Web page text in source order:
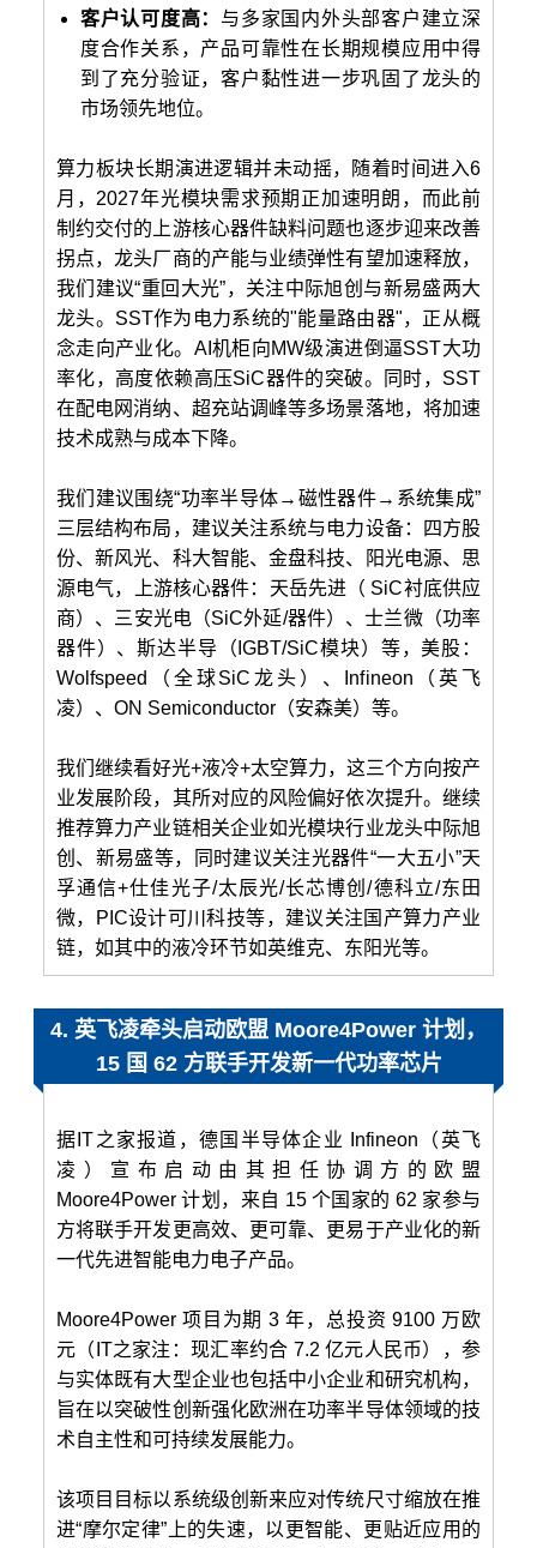
客户认可度高： 与多家国内外头部客户建立深
度合作关系，产品可靠性在长期规模应用中得
到了充分验证，客户黏性进一步巩固了龙头的
市场领先地位。
算力板块长期演进逻辑并未动摇，随着时间进入6
月，2027年光模块需求预期正加速明朗，而此前
制约交付的上游核心器件缺料问题也逐步迎来改善
拐点，龙头厂商的产能与业绩弹性有望加速释放，
我们建议“重回大光”，关注中际旭创与新易盛两大
龙头。SST作为电力系统的"能量路由器"，正从概
念走向产业化。AI机柜向MW级演进倒逼SST大功
率化，高度依赖高压SiC器件的突破。同时，SST
在配电网消纳、超充站调峰等多场景落地，将加速
技术成熟与成本下降。
我们建议围绕“功率半导体→磁性器件→系统集成”
三层结构布局，建议关注系统与电力设备：四方股
份、新风光、科大智能、金盘科技、阳光电源、思
源电气，上游核心器件：天岳先进（ SiC衬底供应
商）、三安光电（SiC外延/器件）、士兰微（功率
器件）、斯达半导（IGBT/SiC模块）等，美股：
Wolfspeed（全球SiC龙头）、Infineon（英飞
凌）、ON Semiconductor（安森美）等。
我们继续看好光+液冷+太空算力，这三个方向按产
业发展阶段，其所对应的风险偏好依次提升。继续
推荐算力产业链相关企业如光模块行业龙头中际旭
创、新易盛等，同时建议关注光器件“一大五小”天
孚通信+仕佳光子/太辰光/长芯博创/德科立/东田
微，PIC设计可川科技等，建议关注国产算力产业
链，如其中的液冷环节如英维克、东阳光等。
4. 英飞凌牵头启动欧盟 Moore4Power 计划，
15 国 62 方联手开发新一代功率芯片
据IT之家报道，德国半导体企业 Infineon（英飞
凌）宣布启动由其担任协调方的欧盟
Moore4Power 计划，来自 15 个国家的 62 家参与
方将联手开发更高效、更可靠、更易于产业化的新
一代先进智能电力电子产品。
Moore4Power 项目为期 3 年，总投资 9100 万欧
元（IT之家注：现汇率约合 7.2 亿元人民币），参
与实体既有大型企业也包括中小企业和研究机构，
旨在以突破性创新强化欧洲在功率半导体领域的技
术自主性和可持续发展能力。
该项目目标以系统级创新来应对传统尺寸缩放在推
进“摩尔定律”上的失速，以更智能、更贴近应用的